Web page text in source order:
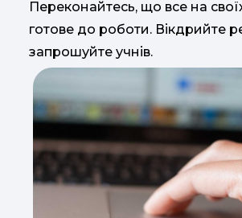
Переконайтесь, що все на
готове до роботи. Вікдрийте
запрошуйте учнів.